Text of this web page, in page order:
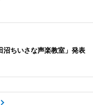
沼ちいさな声楽教室」発表